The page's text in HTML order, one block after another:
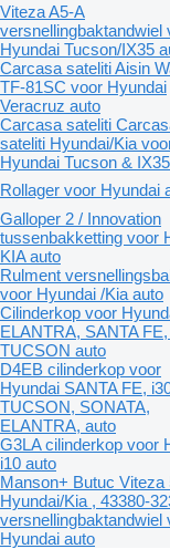
Viteza A5-A
versnellingbaktandwiel
Hyundai Tucson/IX35
Carcasa sateliti Aisin
TF-81SC voor Hyundai
Veracruz auto
Carcasa sateliti
sateliti Hyundai/Kia
Hyundai Tucson &
Rollager voor Hyundai
Galloper 2 / Innovation
tussenbakketting voor
KIA auto
Rulment
voor Hyundai /Kia auto
Cilinderkop voor
ELANTRA, SANTA FE,
TUCSON auto
D4EB cilinderkop voor
Hyundai SANTA FE,
TUCSON, SONATA,
ELANTRA, auto
G3LA cilinderkop voor
i10 auto
Manson+ Butuc Viteza
Hyundai/Kia , 43380-
versnellingbaktandwiel
Hyundai auto